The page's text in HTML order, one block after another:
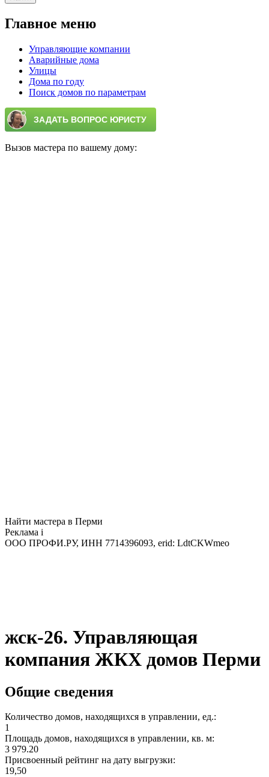
Главное меню
Управляющие компании
Аварийные дома
Улицы
Дома по году
Поиск домов по параметрам
Вызов мастера по вашему дому:
Найти мастера в Перми
Реклама i
ООО ПРОФИ.РУ, ИНН 7714396093, erid: LdtCKWmeo
жск-26. Управляющая
компания ЖКХ домов Перми
Общие сведения
Количество домов, находящихся в управлении, ед.:
1
Площадь домов, находящихся в управлении, кв. м:
3 979.20
Присвоенный рейтинг на дату выгрузки:
19,50